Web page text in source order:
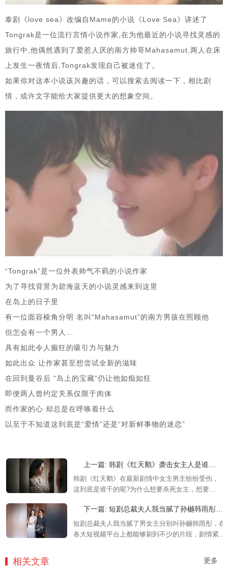
泰剧《love sea》改编自Mame的小说《Love Sea》讲述了
Tongrak是一位流行言情小说作家,在为他最近的小说寻找灵感的
旅行中,他偶然遇到了爱惹人厌的南方帅哥Mahasamut,两人在床
上发生一夜情后,Tongrak发现自己被迷住了。
如果你对这本小说该兴趣的话，可以搜索去阅读一下，相比剧
情，或许文字能给大家提供更大的想象空间。
“Tongrak”是一位外表帅气不羁的小说作家
为了寻找背景为碧海蓝天的小说灵感来到这里
在岛上的日子里
有一位面容棱角分明 名叫“Mahasamut”的南方男孩在照顾他
但怎会有一个男人…
具有如此令人癫狂的吸引力与魅力
如此出众 让作家甚至想尝试全新的滋味
在回到曼谷后 “岛上的宝藏”仍让他如痴如狂
即便两人曾约定关系仅限于肉体
而作家的心 却总是在呼唤着什么
以至于不知道这到底是“爱情”还是“对新鲜事物的迷恋”
上一篇: 韩剧《红天鹅》袭击女主人是谁？为什么要害女主
韩剧《红天鹅》在最新剧情中女主男主纷纷受伤，
这到底是谁干的呢?为什么想要杀死女主，想要了
下一篇: 短剧总裁夫人我当腻了孙樾韩雨彤剧情介绍-完整剧情免费看
短剧总裁夫人我当腻了男女主分别叫孙樾韩雨彤，在
各大短视频平台上都能够刷到不少的片段，剧情紧
相关文章 更多